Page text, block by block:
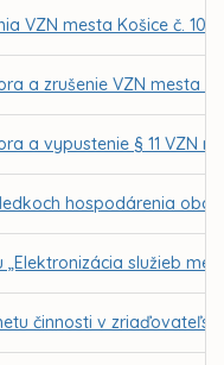
VZN mesta Košice č.
a zrušenie VZN mesta
a vypustenie § 11 VZN
hospodárenia
služieb
činnosti v